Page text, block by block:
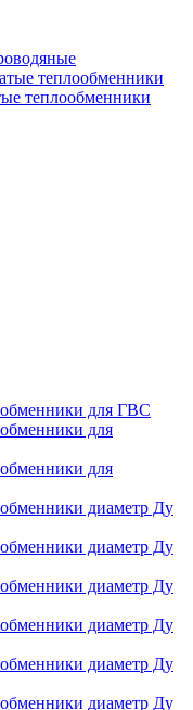
теплообменники
теплообменники
для ГВС
для
для
диаметр Ду
диаметр Ду
диаметр Ду
диаметр Ду
диаметр Ду
диаметр Ду